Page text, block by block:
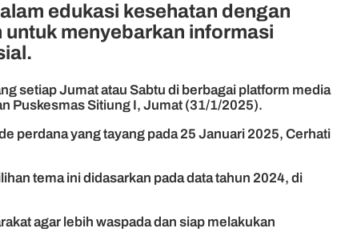
edukasi kesehatan dengan
menyebarkan informasi
setiap Jumat atau Sabtu di berbagai platform media
Puskesmas Sitiung I, Jumat (31/1/2025).
perdana yang tayang pada 25 Januari 2025, Cerhati
tema ini didasarkan pada data tahun 2024, di
agar lebih waspada dan siap melakukan